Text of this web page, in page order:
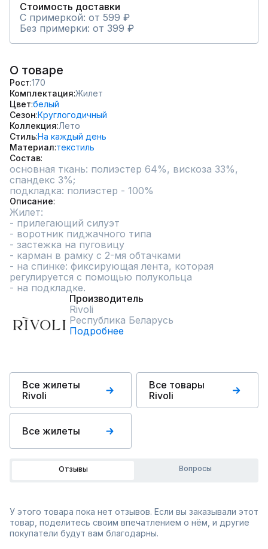
Стоимость доставки
С примеркой: от 599 ₽
Без примерки: от 399 ₽
О товаре
Рост 170
Комплектация Жилет
Цвет белый
Сезон Круглогодичный
Коллекция Лето
СтильНа каждый день
Материал текстиль
Состав
основная ткань: полиэстер 64%, вискоза 33%,
спандекс 3%;
Описание
Жилет:
- прилегающий силуэт
- воротник пиджачного типа
- застежка на пуговицу
- карман в рамку с 2-мя обтачками
- на спинке: фиксирующая лента, которая
регулируется с помощью полукольца
- на подкладке.
Производитель
Rivoli
Республика Беларусь
Подробнее
Все жилеты
Rivoli
Все товары
Rivoli
Все жилеты
Отзывы Вопросы
У этого товара пока нет отзывов. Если вы заказывали этот
товар, поделитесь своим впечатлением о нём, и другие
покупатели будут вам благодарны.